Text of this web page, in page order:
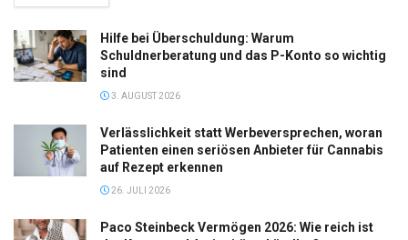
Hilfe bei Überschuldung: Warum
Schuldnerberatung und das P-Konto so wichtig
sind
3. AUGUST 2026
Verlässlichkeit statt Werbeversprechen, woran
Patienten einen seriösen Anbieter für Cannabis
auf Rezept erkennen
26. JULI 2026
Paco Steinbeck Vermögen 2026: Wie reich ist